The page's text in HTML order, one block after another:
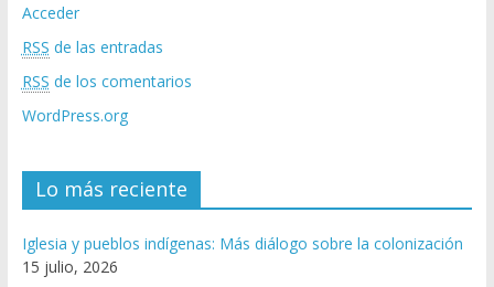
Acceder
RSS de las entradas
RSS de los comentarios
WordPress.org
Lo más reciente
Iglesia y pueblos indígenas: Más diálogo sobre la colonización
15 julio, 2026